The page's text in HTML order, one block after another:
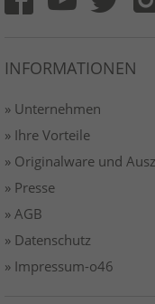
INFORMATIONEN
» Unternehmen
» Ihre Vorteile
» Originalware und
» Presse
» AGB
» Datenschutz
» Impressum-o46